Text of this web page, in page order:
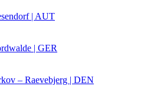
| AUT
| GER
– Raevebjerg | DEN